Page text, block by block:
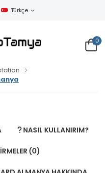
Gündüz Tema
Türkçe
0
NASIL KULLANIRIM?
(0)